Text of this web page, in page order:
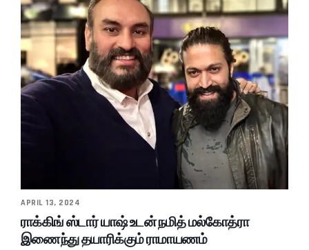
APRIL 13, 2024
ராக்கிங் ஸ்டார் யாஷ் உடன் நமித் மல்கோத்ரா
இணைந்து தயாரிக்கும் ராமாயணம்